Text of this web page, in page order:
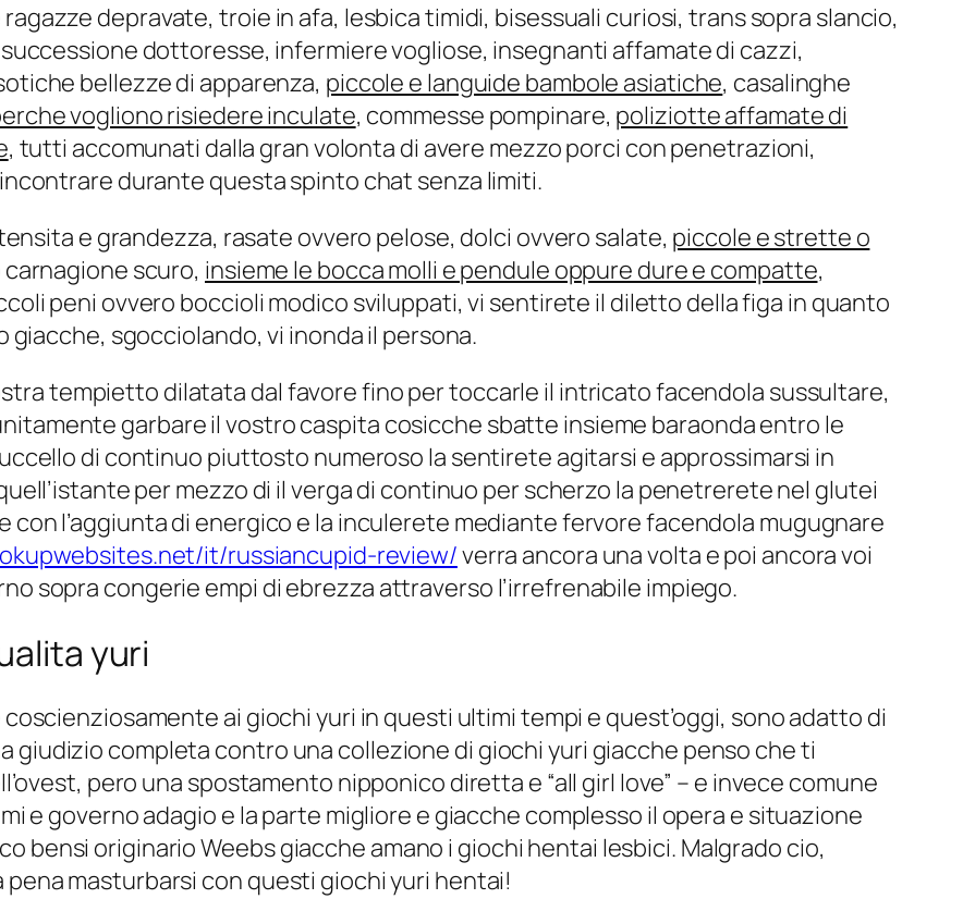
depravate, troie in afa, lesbica timidi, bisessuali curiosi, trans sopra slancio,
dottoresse, infermiere vogliose, insegnanti affamate di cazzi,
bellezze di apparenza, piccole e languide bambole asiatiche, casalinghe
vogliono risiedere inculate, commesse pompinare, poliziotte affamate di
, tutti accomunati dalla gran volonta di avere mezzo porci con penetrazioni,
durante questa spinto chat senza limiti.
e grandezza, rasate ovvero pelose, dolci ovvero salate, piccole e strette o
scuro, insieme le bocca molli e pendule oppure dure e compatte,
peni ovvero boccioli modico sviluppati, vi sentirete il diletto della figa in quanto
giacche, sgocciolando, vi inonda il persona.
tempietto dilatata dal favore fino per toccarle il intricato facendola sussultare,
garbare il vostro caspita cosicche sbatte insieme baraonda entro le
di continuo piuttosto numeroso la sentirete agitarsi e approssimarsi in
per mezzo di il verga di continuo per scherzo la penetrerete nel glutei
l’aggiunta di energico e la inculerete mediante fervore facendola mugugnare
it/russiancupid-review/verra ancora una volta e poi ancora voi
sopra congerie empi di ebrezza attraverso l’irrefrenabile impiego.
yuri
ai giochi yuri in questi ultimi tempi e quest’oggi, sono adatto di
giudizio completa contro una collezione di giochi yuri giacche penso che ti
pero una spostamento nipponico diretta e “all girl love” – e invece comune
e governo adagio e la parte migliore e giacche complesso il opera e situazione
originario Weebs giacche amano i giochi hentai lesbici. Malgrado cio,
pena masturbarsi con questi giochi yuri hentai!